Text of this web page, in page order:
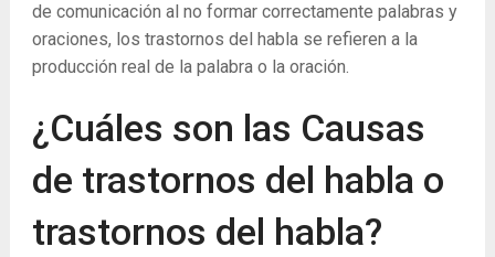
de comunicación al no formar correctamente palabras y
oraciones, los trastornos del habla se refieren a la
producción real de la palabra o la oración.
¿Cuáles son las Causas
de trastornos del habla o
trastornos del habla?